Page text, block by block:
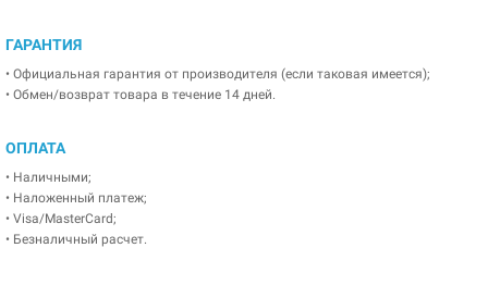
ГАРАНТИЯ
• Официальная гарантия от производителя (если таковая имеется);
• Обмен/возврат товара в течение 14 дней.
ОПЛАТА
• Наличными;
• Наложенный платеж;
• Visa/MasterCard;
• Безналичный расчет.